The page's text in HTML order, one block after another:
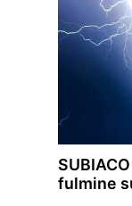
fulmine